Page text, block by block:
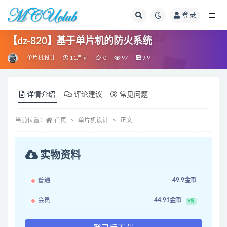
登录
【dz-820】基于单片机的防火系统
单片机设计 11月前 0 97 9.9
详情介绍 评论建议 常见问题
当前位置： 首页 单片机设计 正文
实物资料
普通 49.9金币
会员 44.91金币 9折